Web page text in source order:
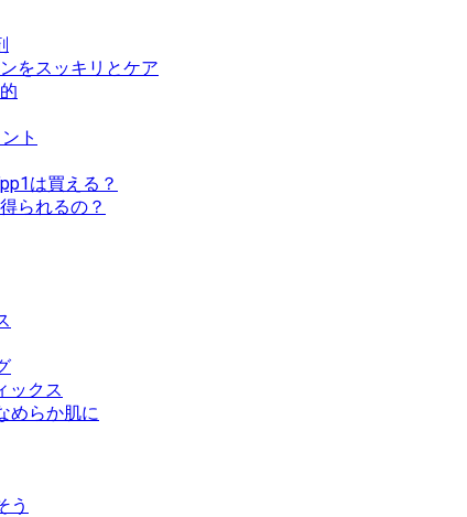
をスッキリとケア
ト
は買える？
られるの？
ックス
めらか肌に
う